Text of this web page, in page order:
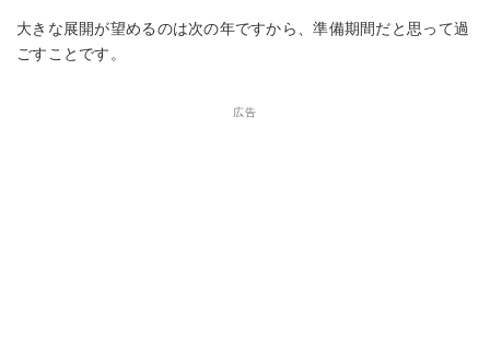
大きな展開が望めるのは次の年ですから、準備期間だと思って過
ごすことです。
広告